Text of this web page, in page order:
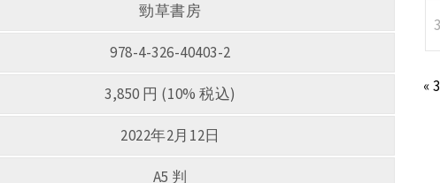
勁草書房
978-4-326-40403-2
3,850 円 (10% 税込)
2022年2月12日
A5 判
«